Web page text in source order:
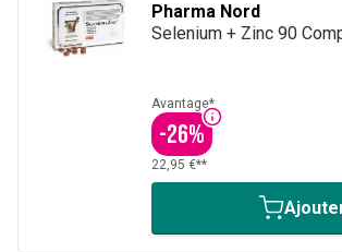
Pharma Nord
Selenium + Zinc 90
Avantage*
-26%
22,95 €**